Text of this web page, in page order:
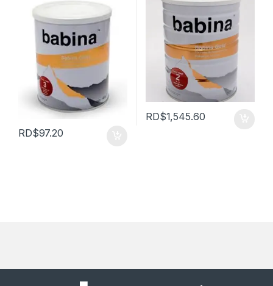
RD$97.20
RD$1,545.60